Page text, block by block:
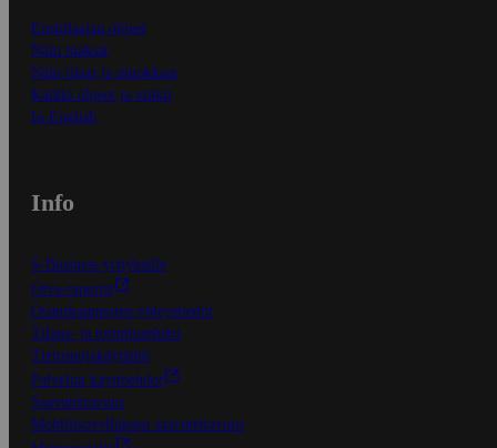
Ensitilaajan ohjeet
Näin maksat
Näin tilaat ja muokkaat
Kaikki ohjeet ja vinkit
In English
Info
S-Business yrityksille
Oiva-raportit
Osuuskauppojen yhteystiedot
Tilaus- ja toimitusehdot
Tietosuojakäytäntö
Palvelun käyttöehdot
Saavutettavuus
Mobiilisovelluksen saavutettavuus